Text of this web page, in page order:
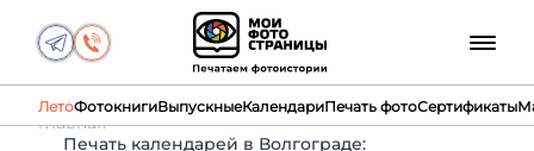
ЛетоФотокнигиВыпускныеКалендариПечать фотоСертификаты
Главная
Печать календарей в Волгограде: